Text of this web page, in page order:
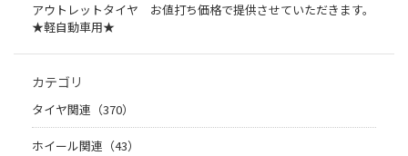
アウトレットタイヤ お値打ち価格で提供させていただきます。
★軽自動車用★
カテゴリ
タイヤ関連（370）
ホイール関連（43）